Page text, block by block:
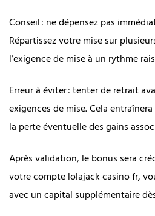
Conseil : ne dépensez pas
Répartissez votre mise sur
l’exigence de mise à un rythme
Erreur à éviter : tenter de retrait
exigences de mise. Cela
la perte éventuelle des gains
Après validation, le bonus sera
votre compte lolajack casino fr,
avec un capital supplémentaire